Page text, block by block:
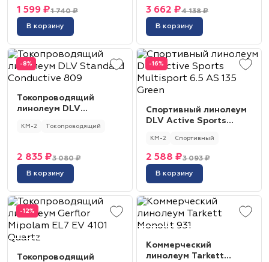
1 740 ₽
1 599 ₽
В корзину
4 138 ₽
3 662 ₽
В корзину
-8%
Токопроводящий
линолеум DLV
809
КМ-2 Токопроводящий
3 080 ₽
2 835 ₽
В корзину
-16%
Спортивный линолеум
DLV Active Sports
Green
КМ-2 Спортивный
3 093 ₽
2 588 ₽
В корзину
-12%
Токопроводящий
Коммерческий
линолеум Tarkett